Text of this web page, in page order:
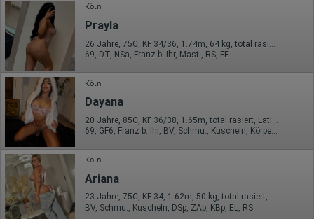
Köln
Prayla
26 Jahre, 75C, KF 34/36, 1.74m, 64 kg, total rasiert, mitteleuropäisch
69, DT, NSa, Franz b. Ihr, Mast., RS, FE
Köln
Dayana
20 Jahre, 85C, KF 36/38, 1.65m, total rasiert, Latina
69, GF6, Franz b. Ihr, BV, Schmu., Kuscheln, Körperküs., DSa
Köln
Ariana
23 Jahre, 75C, KF 34, 1.62m, 50 kg, total rasiert, Latina
BV, Schmu., Kuscheln, DSp, ZAp, KBp, EL, RS